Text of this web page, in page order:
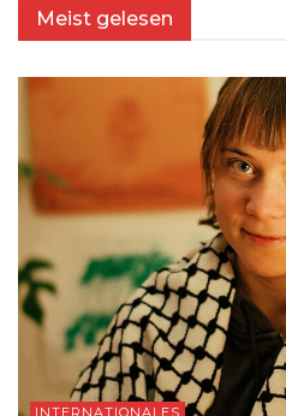
Meist gelesen
INTERNATIONALES